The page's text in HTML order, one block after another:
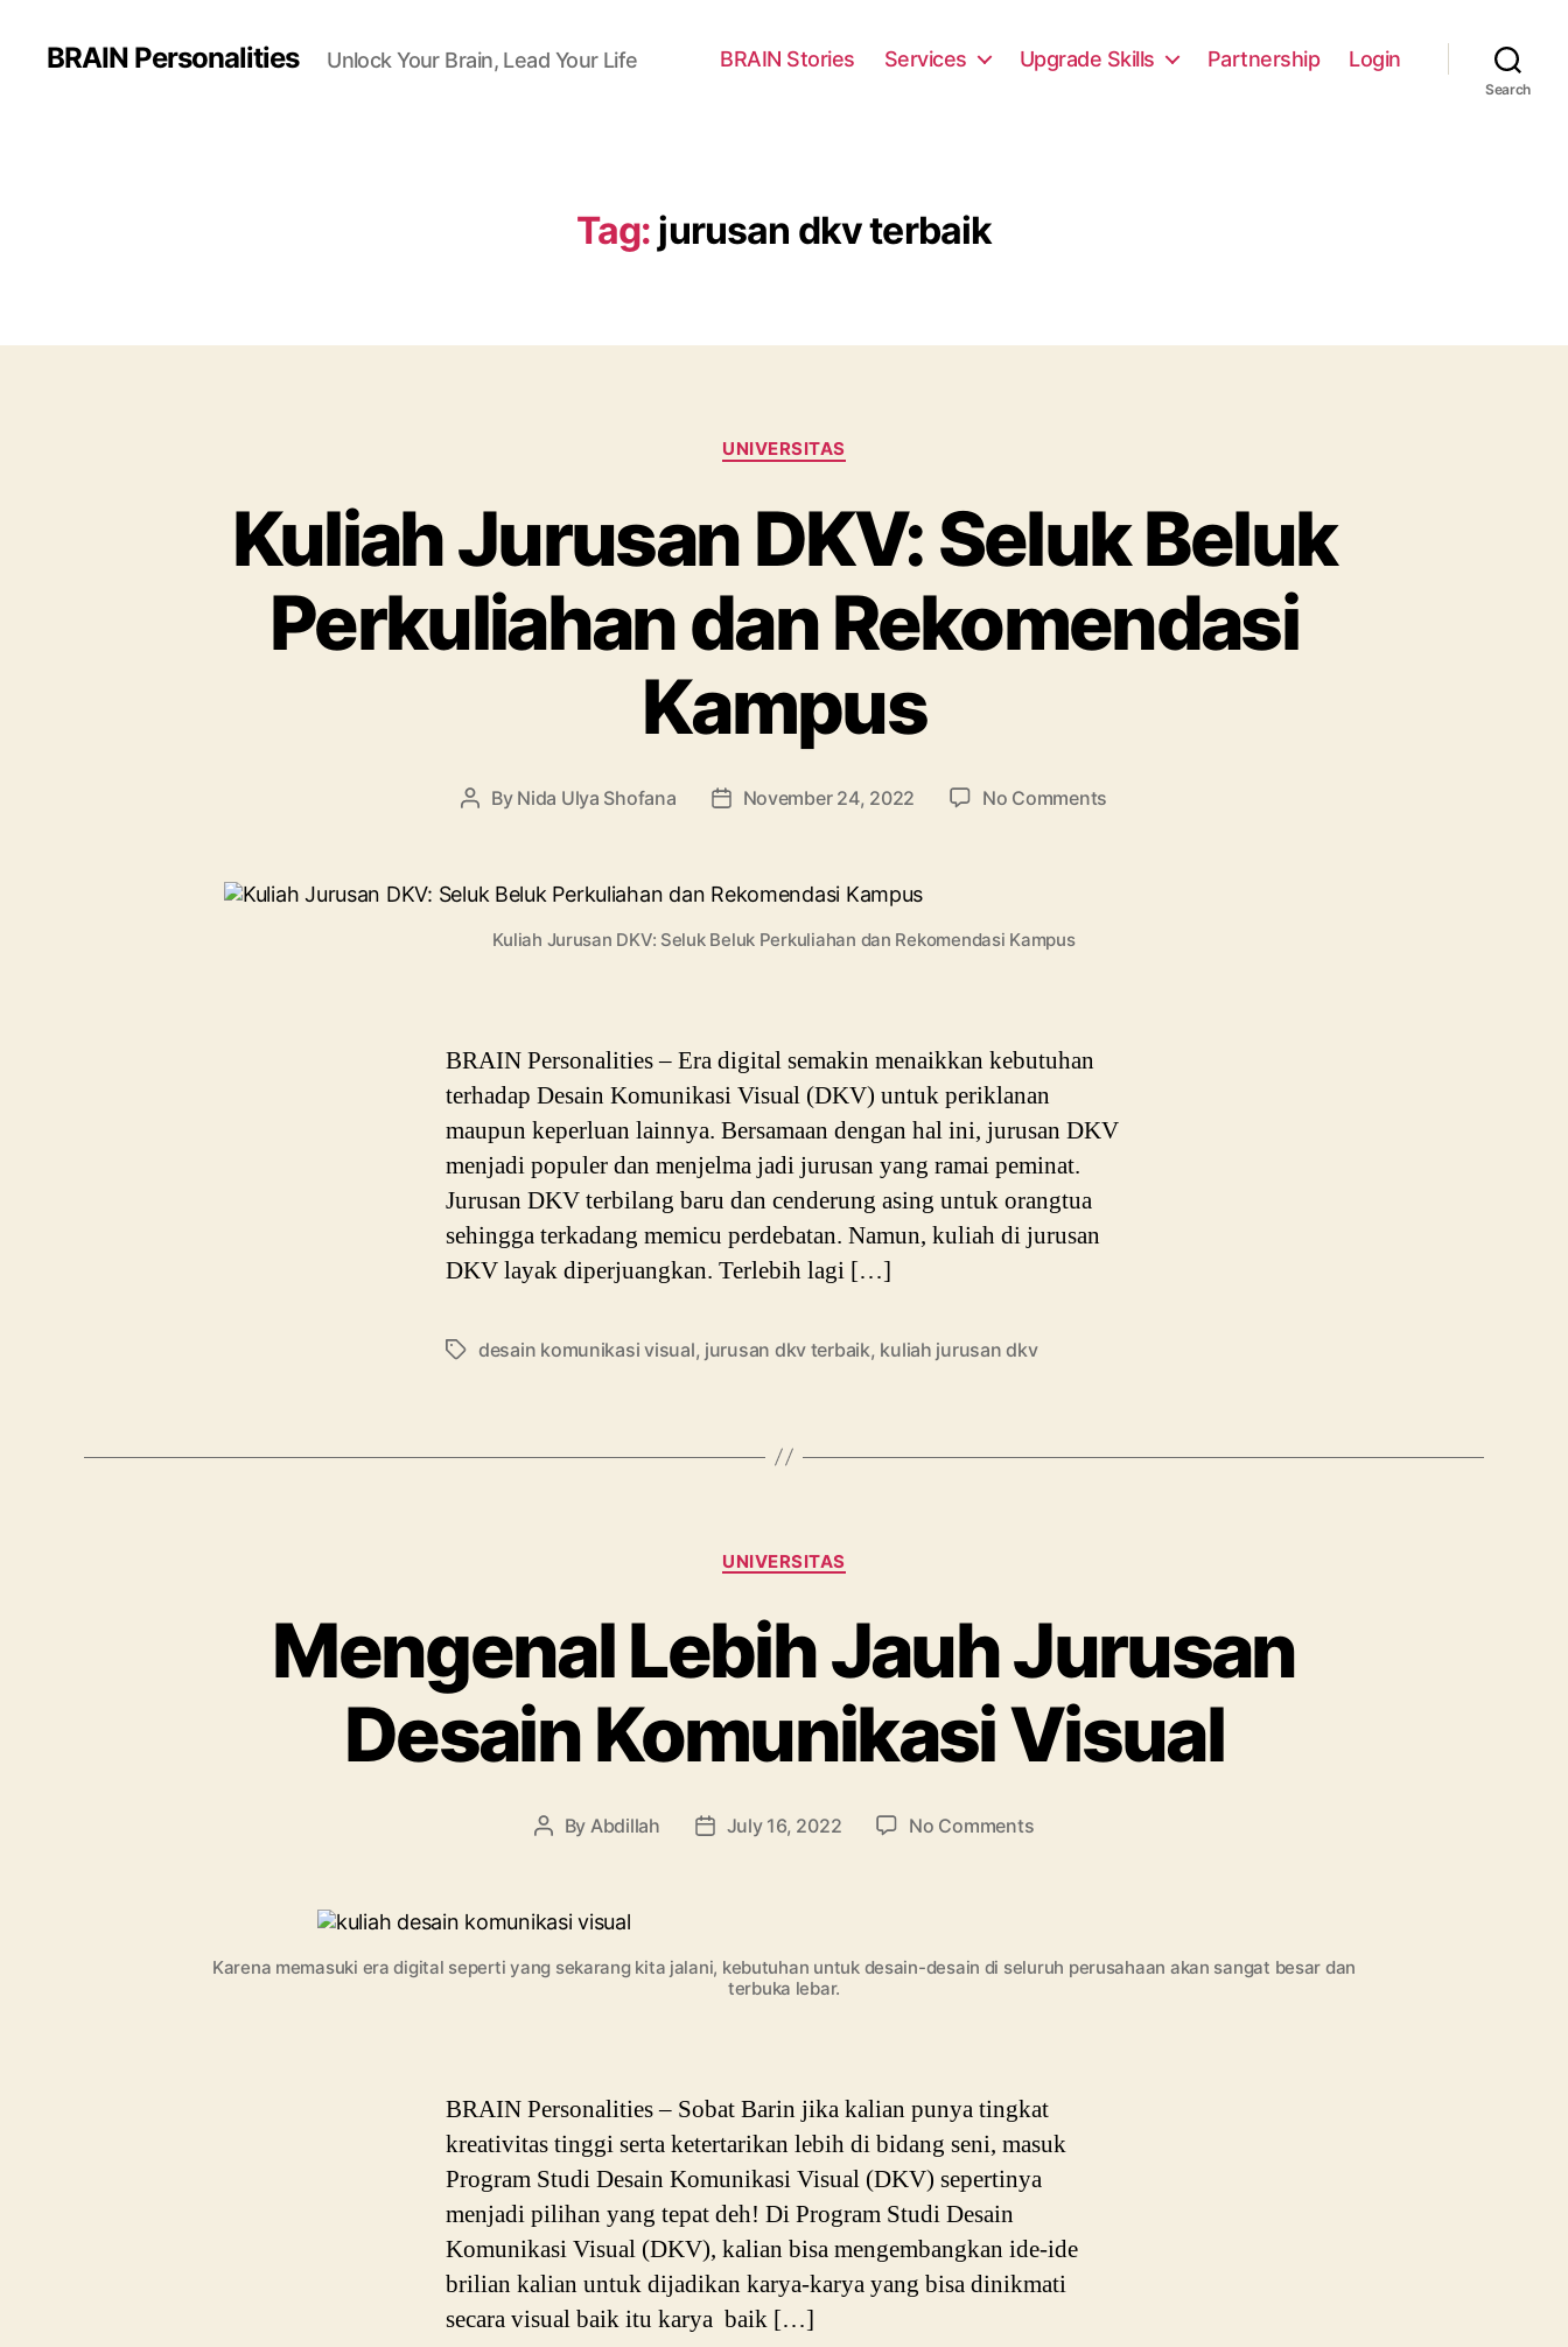
BRAIN Personalities Unlock Your Brain, Lead Your Life BRAIN Stories Services Upgrade Skills Partnership Login
Search
Tag: jurusan dkv terbaik
Categories
UNIVERSITAS
Kuliah Jurusan DKV: Seluk Beluk
Perkuliahan dan Rekomendasi
Kampus
Post
By Nida Ulya Shofana
PostNovember 24, 2022 No Comments
Kuliah Jurusan DKV: Seluk Beluk Perkuliahan dan Rekomendasi Kampus
BRAIN Personalities – Era digital semakin menaikkan kebutuhan
terhadap Desain Komunikasi Visual (DKV) untuk periklanan
maupun keperluan lainnya. Bersamaan dengan hal ini, jurusan DKV
menjadi populer dan menjelma jadi jurusan yang ramai peminat.
Jurusan DKV terbilang baru dan cenderung asing untuk orangtua
sehingga terkadang memicu perdebatan. Namun, kuliah di jurusan
DKV layak diperjuangkan. Terlebih lagi […]
Tagsdesain komunikasi visual, jurusan dkv terbaik, kuliah jurusan dkv
Categories
UNIVERSITAS
Mengenal Lebih Jauh Jurusan
Desain Komunikasi Visual
Post
By Abdillah
PostJuly 16, 2022 No Commentson
Desain
Karena memasuki era digital seperti yang sekarang kita jalani, kebutuhan untuk desain-desain di seluruh perusahaan akan sangat besar dan
terbuka lebar.
BRAIN Personalities – Sobat Barin jika kalian punya tingkat
kreativitas tinggi serta ketertarikan lebih di bidang seni, masuk
Program Studi Desain Komunikasi Visual (DKV) sepertinya
menjadi pilihan yang tepat deh! Di Program Studi Desain
Komunikasi Visual (DKV), kalian bisa mengembangkan ide-ide
brilian kalian untuk dijadikan karya-karya yang bisa dinikmati
secara visual baik itu karya baik […]